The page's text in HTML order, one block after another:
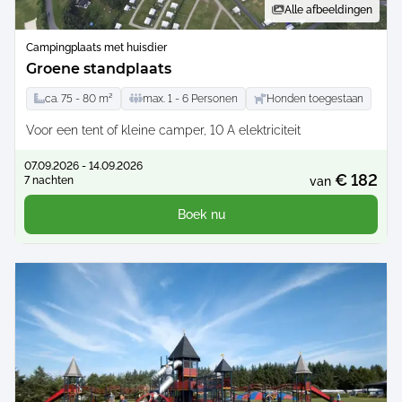
Alle afbeeldingen
Campingplaats met huisdier
Groene standplaats
ca. 75 - 80 m² max. 1 - 6 Personen Honden toegestaan
Voor een tent of kleine camper, 10 A elektriciteit
07.09.2026 - 14.09.2026
7 nachten
van € 182
Boek nu